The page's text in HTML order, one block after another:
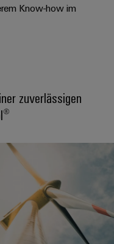
Know-how im
zuverlässigen